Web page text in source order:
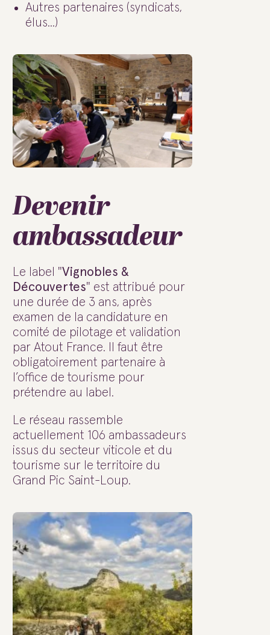
Autres partenaires (syndicats,
élus...)
Devenir
ambassadeur
Le label "Vignobles &
Découvertes" est attribué pour
une durée de 3 ans, après
examen de la candidature en
comité de pilotage et validation
par Atout France. Il faut être
obligatoirement partenaire à
l’office de tourisme pour
prétendre au label.
Le réseau rassemble
actuellement 106 ambassadeurs
issus du secteur viticole et du
tourisme sur le territoire du
Grand Pic Saint-Loup.